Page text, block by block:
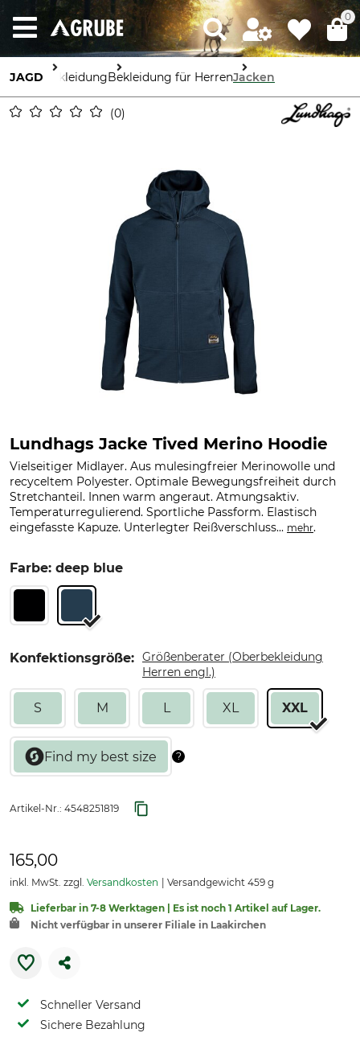
0
JAGD BekleidungBekleidung für HerrenJacken
0
Lundhags Jacke Tived Merino Hoodie
Vielseitiger Midlayer. Aus mulesingfreier Merinowolle und
recyceltem Polyester. Optimale Bewegungsfreiheit durch
Stretchanteil. Innen warm angeraut. Atmungsaktiv.
Temperaturregulierend. Sportliche Passform. Elastisch
eingefasste Kapuze. Unterlegter Reißverschluss... mehr.
Farbe: deep blue
Konfektionsgröße: Größenberater (Oberbekleidung
Herren engl.)
S M L XL XXL
Artikel-Nr.: 4548251819
165,00
inkl. MwSt. zzgl. Versandkosten Versandgewicht 459 g
Lieferbar in 7-8 Werktagen | Es ist noch 1 Artikel auf Lager.
Nicht verfügbar in unserer Filiale in Laakirchen
Schneller Versand
Sichere Bezahlung